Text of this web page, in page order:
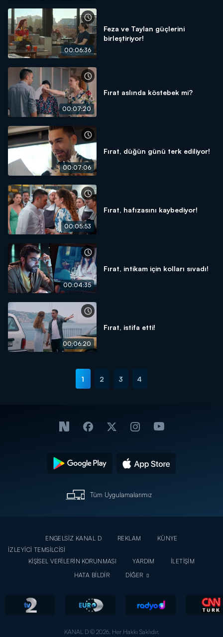
00:06:36
Feza ve Taylan güçlerini
birleştiriyor!
00:07:20
Fırat aslında köstebek mi?
00:07:06
Fırat, düğün günü terk ediliyor!
00:05:53
Fırat, hafızasını kaybediyor!
00:04:35
Fırat, intikam için kolları sıvadı!
00:06:20
Fırat, istifa etti!
1 2 3 4
Tüm Uygulamalarımız
ENGELSİZ KANAL D REKLAM
KÜNYE
İZLEYİCİ TEMSİLCİSİ
KİŞİSEL VERİLERİN KORUNMASI
YARDIM
İLETİŞİM
HATA BİLDİR
DİĞER
KANAL D © 2026. Her Hakkı Saklıdır.